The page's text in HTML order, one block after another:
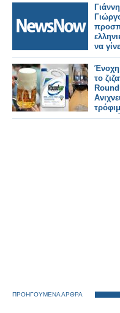
να
Ένοχη
το
ΠΡΟΗΓΟΥΜΕΝΑ ΑΡΘΡΑ